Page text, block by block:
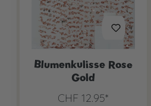
Blumenkulisse Rose
Gold
CHF 12.95*